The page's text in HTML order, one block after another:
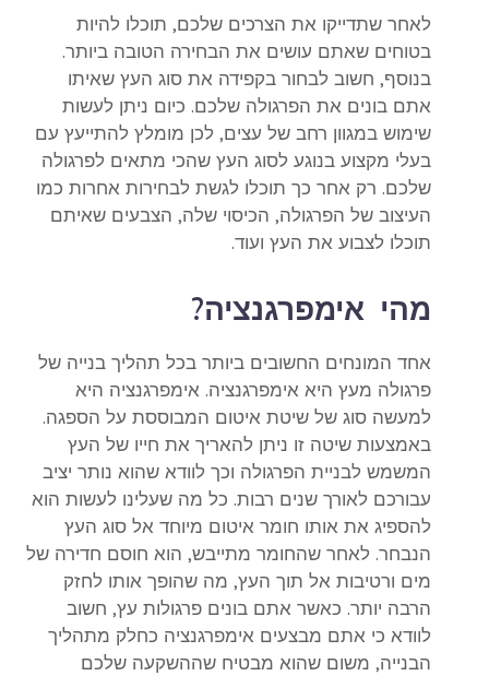
לאחר שתדייקו את הצרכים שלכם, תוכלו להיות
בטוחים שאתם עושים את הבחירה הטובה ביותר.
בנוסף, חשוב לבחור בקפידה את סוג העץ שאיתו
אתם בונים את הפרגולה שלכם. כיום ניתן לעשות
שימוש במגוון רחב של עצים, לכן מומלץ להתייעץ עם
בעלי מקצוע בנוגע לסוג העץ שהכי מתאים לפרגולה
שלכם. רק אחר כך תוכלו לגשת לבחירות אחרות כמו
העיצוב של הפרגולה, הכיסוי שלה, הצבעים שאיתם
תוכלו לצבוע את העץ ועוד.
מהי אימפרגנציה?
אחד המונחים החשובים ביותר בכל תהליך בנייה של
פרגולה מעץ היא אימפרגנציה. אימפרגנציה היא
למעשה סוג של שיטת איטום המבוססת על הספגה.
באמצעות שיטה זו ניתן להאריך את חייו של העץ
המשמש לבניית הפרגולה וכך לוודא שהוא נותר יציב
עבורכם לאורך שנים רבות. כל מה שעלינו לעשות הוא
להספיג את אותו חומר איטום מיוחד אל סוג העץ
הנבחר. לאחר שהחומר מתייבש, הוא חוסם חדירה של
מים ורטיבות אל תוך העץ, מה שהופך אותו לחזק
הרבה יותר. כאשר אתם בונים פרגולות עץ, חשוב
לוודא כי אתם מבצעים אימפרגנציה כחלק מתהליך
הבנייה, משום שהוא מבטיח שההשקעה שלכם